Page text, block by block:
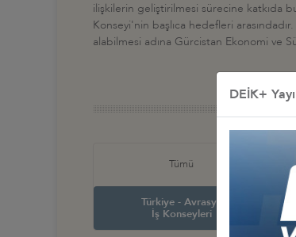
ilişkilerin geliştirilmesi sürecine katkıda
Konseyi'nin başlıca hedefleri
alabilmesi adına Gürcistan Ekonomi ve
Tümü
Türkiye - Avrasya
İş Konseyleri
DEİK+